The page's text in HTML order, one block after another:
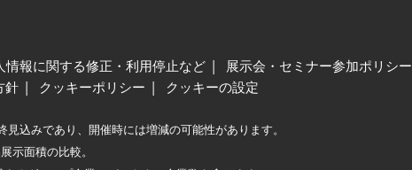
情報に関する修正・利用停止など 展示会・セミナー参加ポリシー
針
クッキーポリシー クッキーの設定
込みであり、開催時には増減の可能性があります。
示面積の比較。